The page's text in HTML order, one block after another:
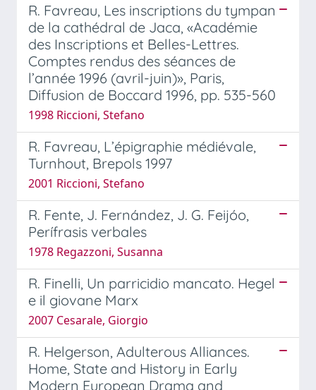
R. Favreau, Les inscriptions du tympan
de la cathédral de Jaca, «Académie
des Inscriptions et Belles-Lettres.
Comptes rendus des séances de
l’année 1996 (avril-juin)», Paris,
Diffusion de Boccard 1996, pp. 535-560
1998 Riccioni, Stefano
R. Favreau, L’épigraphie médiévale,
Turnhout, Brepols 1997
2001 Riccioni, Stefano
R. Fente, J. Fernández, J. G. Feijóo,
Perífrasis verbales
1978 Regazzoni, Susanna
R. Finelli, Un parricidio mancato. Hegel
e il giovane Marx
2007 Cesarale, Giorgio
R. Helgerson, Adulterous Alliances.
Home, State and History in Early
Modern European Drama and